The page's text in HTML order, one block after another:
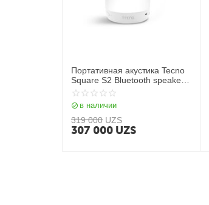
Портативная акустика Tecno
Square S2 Bluetooth speaker
White
в наличии
319 000 UZS
307 000 UZS